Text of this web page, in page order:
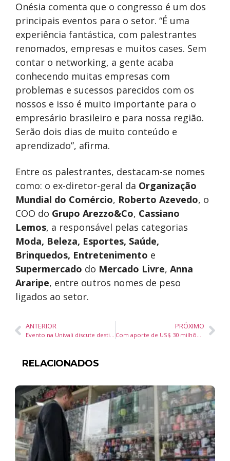
Onésia comenta que o congresso é um dos
principais eventos para o setor. “É uma
experiência fantástica, com palestrantes
renomados, empresas e muitos cases. Sem
contar o networking, a gente acaba
conhecendo muitas empresas com
problemas e sucessos parecidos com os
nossos e isso é muito importante para o
empresário brasileiro e para nossa região.
Serão dois dias de muito conteúdo e
aprendizado”, afirma.
Entre os palestrantes, destacam-se nomes
como: o ex-diretor-geral da Organização
Mundial do Comércio, Roberto Azevedo, o
COO do Grupo Arezzo&Co, Cassiano
Lemos, a responsável pelas categorias
Moda, Beleza, Esportes, Saúde,
Brinquedos, Entretenimento e
Supermercado do Mercado Livre, Anna
Araripe, entre outros nomes de peso
ligados ao setor.
ANTERIOR
Evento na Univali discute destinação do IR para projetos sociais
PRÓXIMO
Com aporte de US$ 30 milhões e expansão do porto, Itajaí se consolida como um dos principais polos logísticos do Brasil
RELACIONADOS